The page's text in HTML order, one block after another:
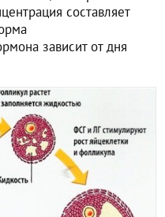
составляет
зависит от дня